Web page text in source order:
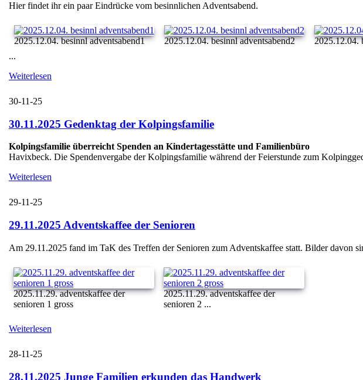
Hier findet ihr ein paar Eindrücke vom besinnlichen Adventsabend.
2025.12.04. besinnl adventsabend1 2025.12.04. besinnl adventsabend2
2025.12.04.
...
Weiterlesen
30-11-25
30.11.2025 Gedenktag der Kolpingsfamilie
Kolpingsfamilie überreicht Spenden an Kindertagesstätte und Familienbüro
Havixbeck. Die Spendenvergabe der Kolpingsfamilie während der Feierstunde zum
Weiterlesen
29-11-25
29.11.2025 Adventskaffee der Senioren
Am 29.11.2025 fand im TaK des Treffen der Senioren zum Adventskaffee statt. Bilder davon
2025.11.29. adventskaffee der
senioren 1 gross
2025.11.29. adventskaffee der
senioren 2 ...
Weiterlesen
28-11-25
28.11.2025 Junge Familien erkunden das Handwerk